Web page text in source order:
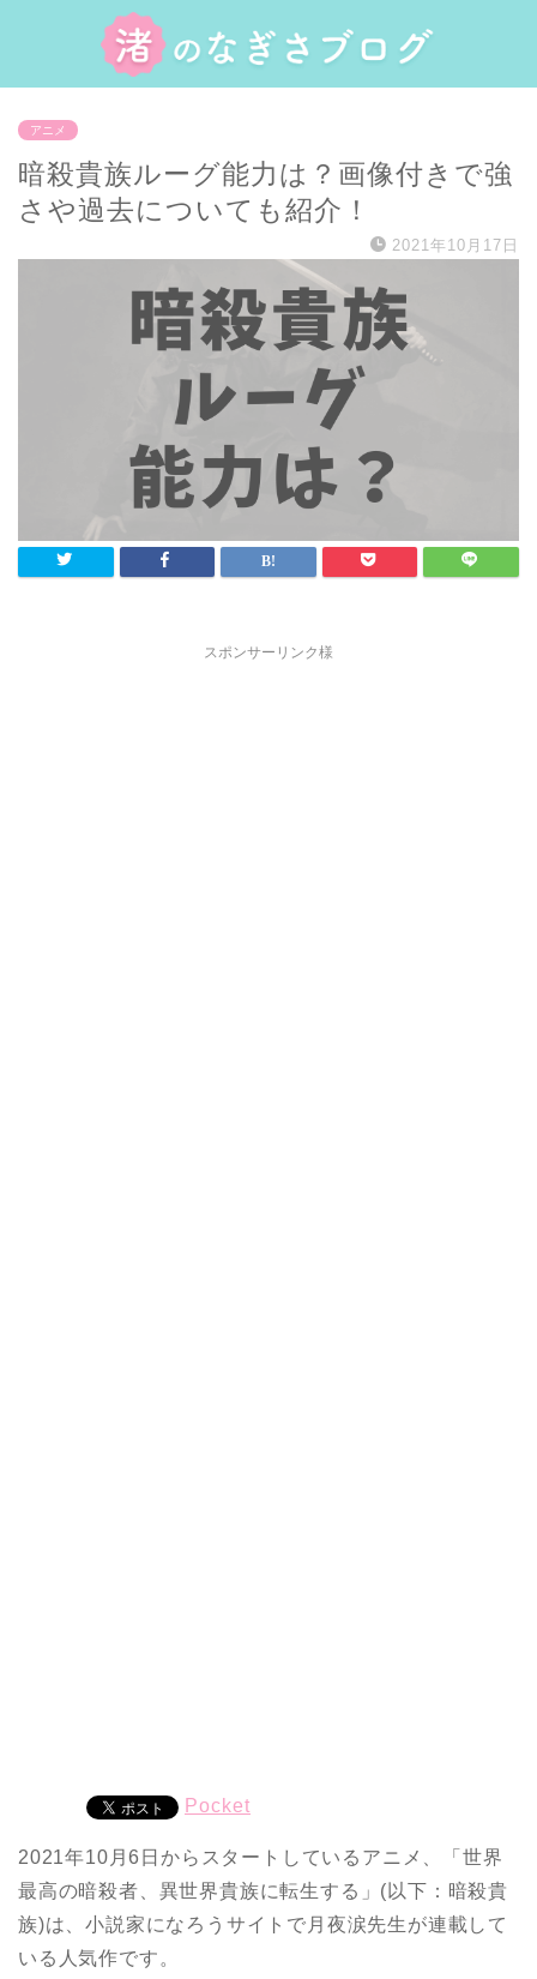
アニメ
暗殺貴族ルーグ能力は？画像付きで強
さや過去についても紹介！
2021年10月17日
スポンサーリンク様
Pocket
2021年10月6日からスタートしているアニメ、「世界
最高の暗殺者、異世界貴族に転生する」(以下：暗殺貴
族)は、小説家になろうサイトで月夜涙先生が連載して
いる人気作です。